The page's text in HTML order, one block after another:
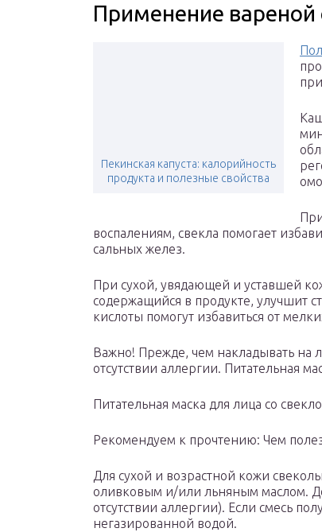
Применение вареной
Пекинская капуста: калорийность
продукта и полезные свойства
воспалениям, свекла помогает
сальных желез.
При сухой, увядающей и уставшей
содержащийся в продукте, улучшит
кислоты помогут избавиться от
Важно! Прежде, чем накладывать на
отсутствии аллергии. Питательная
Питательная маска для лица со
Рекомендуем к прочтению: Чем
Для сухой и возрастной кожи
оливковым и/или льняным маслом.
отсутствии аллергии). Если смесь
негазированной водой.